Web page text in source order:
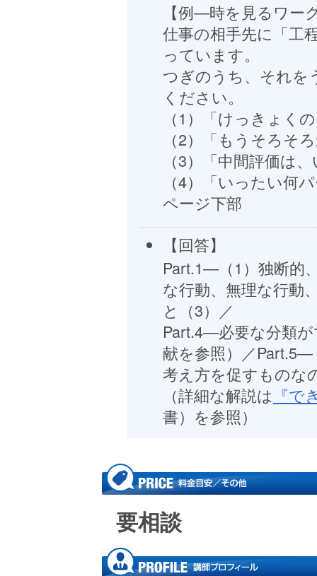
【例―時を見るワー
仕事の相手先に「工
っています。
つぎのうち、それを
ください。
（1）「けっきょく
（2）「もうそろそ
（3）「中間評価は
（4）「いったい何
ページ下部
【回答】
Part.1―（1）独断的
な行動、無理な行動
と（3）／
Part.4―必要な分類
献を参照）／
考え方を促すものな
（詳細な解説は 『
書）を参照）
要相談